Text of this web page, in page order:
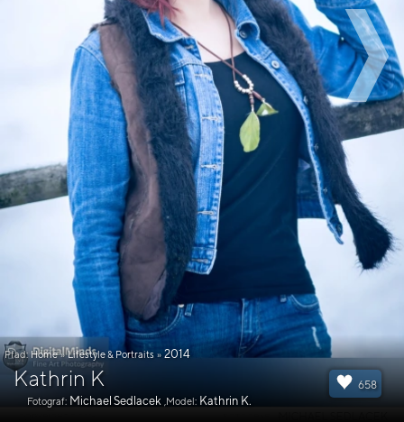
658
Pfad: Home » Lifestyle & Portraits » 2014
Kathrin K
Fotograf: Michael Sedlacek ,Model: Kathrin K.